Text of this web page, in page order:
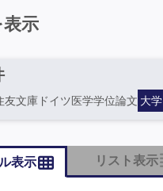
表示
友文庫ドイツ医学学位論文 大学
表示 リスト表示